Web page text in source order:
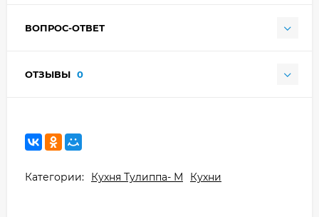
ВОПРОС-ОТВЕТ
ОТЗЫВЫ 0
Категории: Кухня Тулиппа- М Кухни